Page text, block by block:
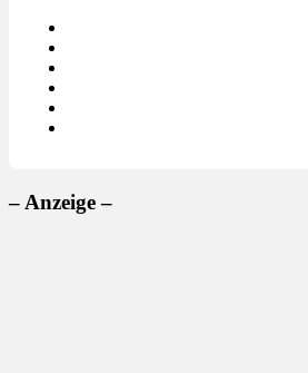
– Anzeige –